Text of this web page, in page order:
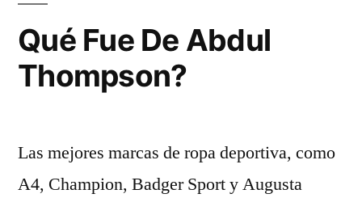
Qué Fue De Abdul
Thompson?
Las mejores marcas de ropa deportiva, como
A4, Champion, Badger Sport y Augusta